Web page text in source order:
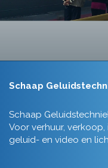
Schaap
Schaap
Voor verhuur,
geluid- en video en